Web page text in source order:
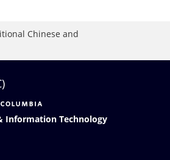
Chinese and
Information Technology